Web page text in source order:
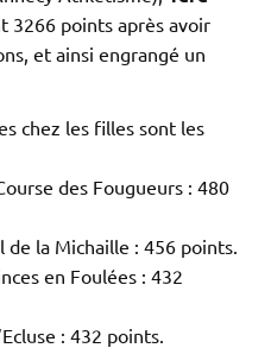
3266 points après avoir
et ainsi engrangé un
chez les filles sont les
des Fougueurs : 480
la Michaille : 456 points.
en Foulées : 432
: 432 points.